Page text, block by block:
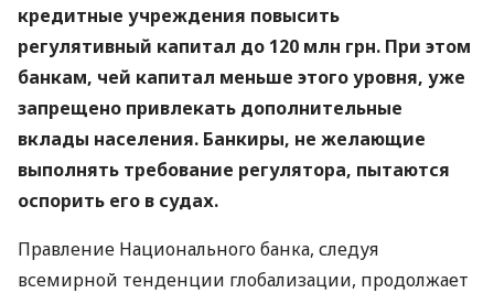
кредитные учреждения повысить
регулятивный капитал до 120 млн грн. При этом
банкам, чей капитал меньше этого уровня, уже
запрещено привлекать дополнительные
вклады населения. Банкиры, не желающие
выполнять требование регулятора, пытаются
оспорить его в судах.
Правление Национального банка, следуя
всемирной тенденции глобализации, продолжает